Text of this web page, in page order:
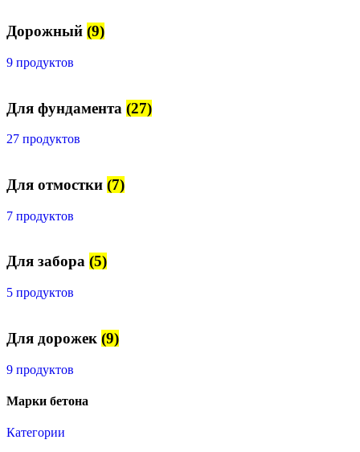
Дорожный (9)
9 продуктов
Для фундамента (27)
27 продуктов
Для отмостки (7)
7 продуктов
Для забора (5)
5 продуктов
Для дорожек (9)
9 продуктов
Марки бетона
Категории